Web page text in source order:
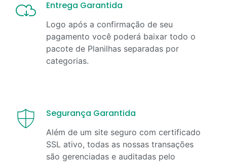
Entrega Garantida
Logo após a confirmação de seu
pagamento você poderá baixar todo o
pacote de Planilhas separadas por
categorias.
Segurança Garantida
Além de um site seguro com certificado
SSL ativo, todas as nossas transações
são gerenciadas e auditadas pelo